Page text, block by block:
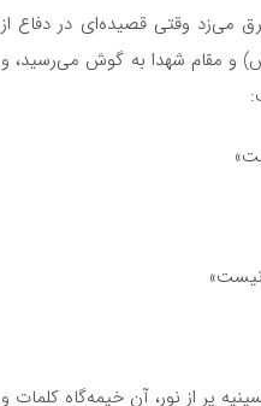
می‌زد وقتی قصیده‌ای در دفاع از
و مقام شهدا به گوش می‌رسید، و
نیست»
پر از نور، آن خیمه‌گاه کلمات و